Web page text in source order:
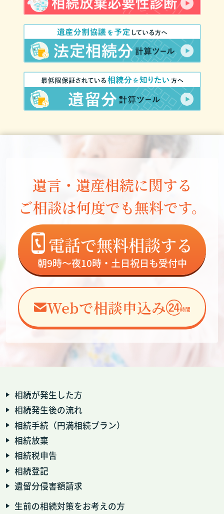
遺言・遺産相続に関する
ご相談は何度でも無料です。
電話で無料相談する
朝9時～夜10時・土日祝日も受付中
Webで相談申込み
相続が発生した方
相続発生後の流れ
相続手続（円満相続プラン）
相続放棄
相続税申告
相続登記
遺留分侵害額請求
生前の相続対策をお考えの方